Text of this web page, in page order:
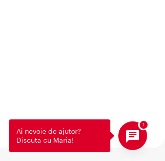
Ai nevoie de ajutor?
Discuta cu Maria!